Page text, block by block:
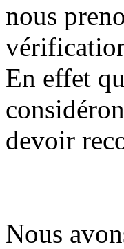
nous
En effet
devoir
Nous